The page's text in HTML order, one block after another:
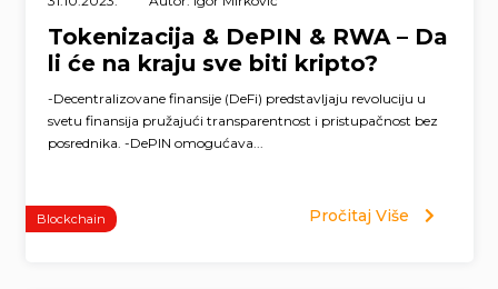
Tokenizacija & DePIN & RWA – Da
li će na kraju sve biti kripto?
-Decentralizovane finansije (DeFi) predstavljaju revoluciju u
svetu finansija pružajući transparentnost i pristupačnost bez
posrednika. -DePIN omogućava...
Blockchain Pročitaj Više